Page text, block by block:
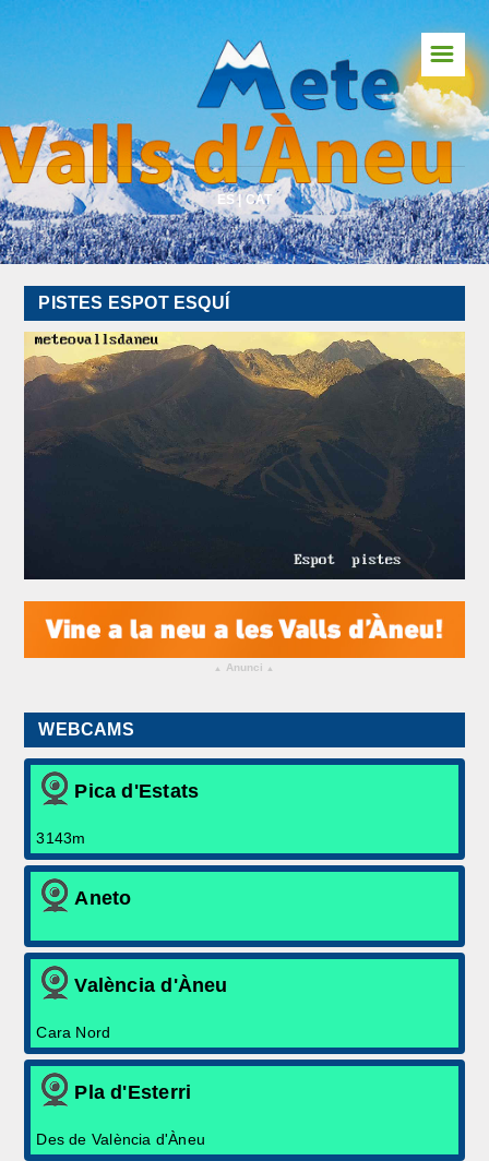
Predicció Pirineu
Predicció Global
Webcams
Vents en temps real
Radar
Contacta'ns
☰
ES | CAT
PISTES ESPOT ESQUÍ
▴ Anunci ▴
WEBCAMS
Pica d'Estats
3143m
Aneto
València d'Àneu
Cara Nord
Pla d'Esterri
Des de València d'Àneu